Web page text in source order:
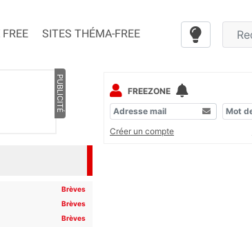
FREE SITES THÉMA-FREE
PUBLICITÉ
Brèves
Brèves
Brèves
FREEZONE
Créer un compte